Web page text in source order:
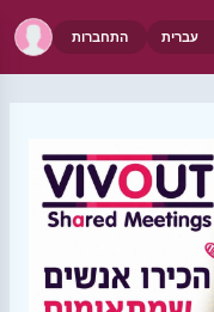
התחברות